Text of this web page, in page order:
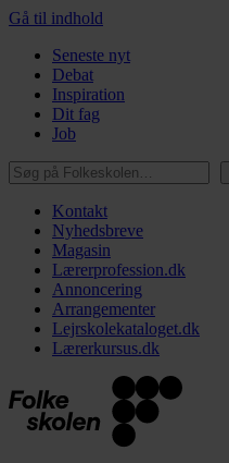
Gå til indhold
Seneste nyt
Debat
Inspiration
Dit fag
Job
Søg på Folkeskolen…
Kontakt
Nyhedsbreve
Magasin
Lærerprofession.dk
Annoncering
Arrangementer
Lejrskolekataloget.dk
Lærerkursus.dk